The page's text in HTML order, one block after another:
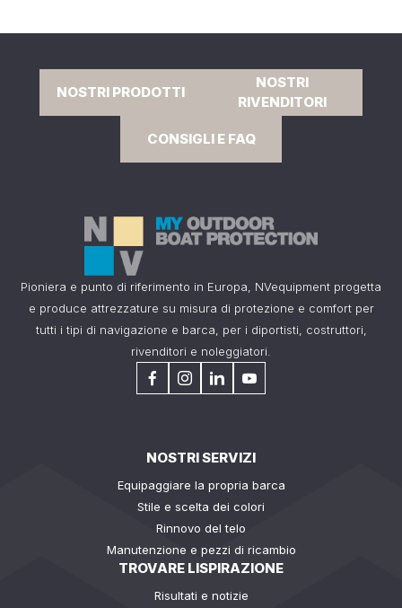
NOSTRI PRODOTTI
NOSTRI
RIVENDITORI
CONSIGLI E FAQ
Pioniera e punto di riferimento in Europa, NVequipment progetta
e produce attrezzature su misura di protezione e comfort per
tutti i tipi di navigazione e barca, per i diportisti, costruttori,
rivenditori e noleggiatori.
NOSTRI SERVIZI
Equipaggiare la propria barca
Stile e scelta dei colori
Rinnovo del telo
Manutenzione e pezzi di ricambio
TROVARE LISPIRAZIONE
Risultati e notizie